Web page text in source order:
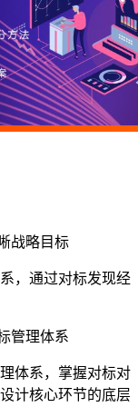
战略目标
，通过对标发现经
管理体系
体系，掌握对标对
计核心环节的底层